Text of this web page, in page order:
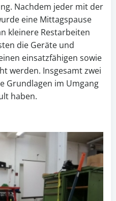
Nachdem jeder mit der
eine Mittagspause
kleinere Restarbeiten
die Geräte und
einsatzfähigen sowie
werden. Insgesamt zwei
Grundlagen im Umgang
haben.